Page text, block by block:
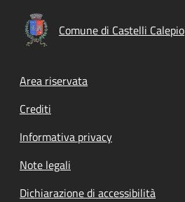
Comune di Castelli Calepio
Footer menu
Area riservata
Crediti
Informativa privacy
Note legali
Dichiarazione di accessibilità